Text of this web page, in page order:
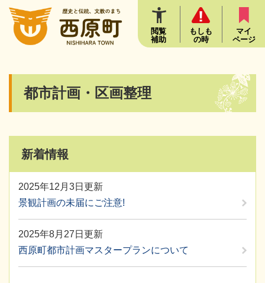
メニューを飛ばして本文へ
閲覧
補助
もしも
の時
マイ
ページ
都市計画・区画整理
新着情報
2025年12月3日更新
景観計画の未届にご注意!
2025年8月27日更新
西原町都市計画マスタープランについて